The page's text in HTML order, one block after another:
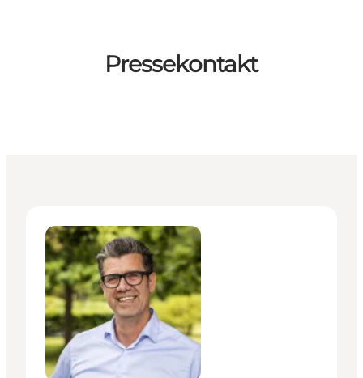
Pressekontakt